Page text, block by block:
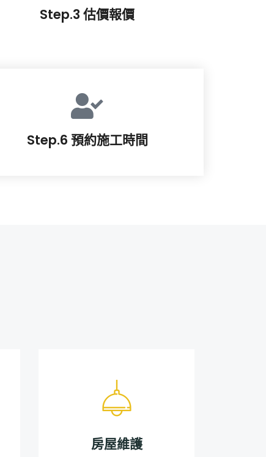
Step.3 估價報價
Step.6 預約施工時間
房屋維護